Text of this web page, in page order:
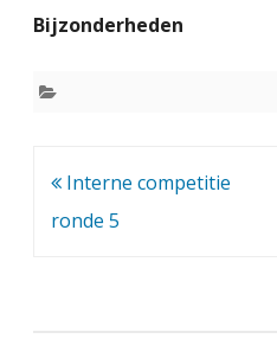
r
o
Bijzonderheden
Bericht
navigatie
Interne competitie
ronde 5